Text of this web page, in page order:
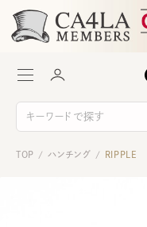
TOP / ハンチング / RIPPLE